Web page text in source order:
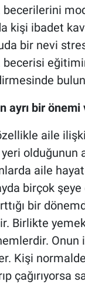
becerilerini
kişi ibadet
bir nevi
becerisi
ayrı bir önemi
aile
olduğunun
aile
birçok
bir
Birlikte
Onun
Kişi
çağırıyorsa